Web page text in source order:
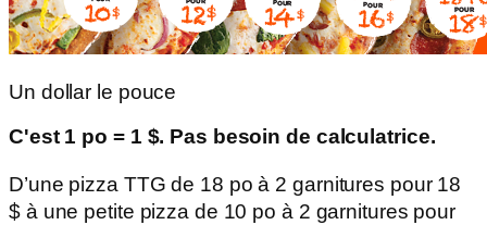
Un dollar le pouce
C'est 1 po = 1 $. Pas besoin de calculatrice.
D’une pizza TTG de 18 po à 2 garnitures pour 18
$ à une petite pizza de 10 po à 2 garnitures pour